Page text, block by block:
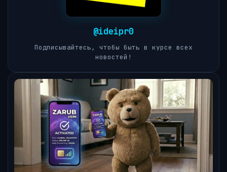
@ideipr0
Подписывайтесь, чтобы быть в курсе всех
новостей!